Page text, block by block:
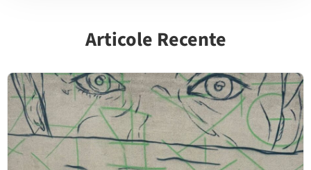
Articole Recente